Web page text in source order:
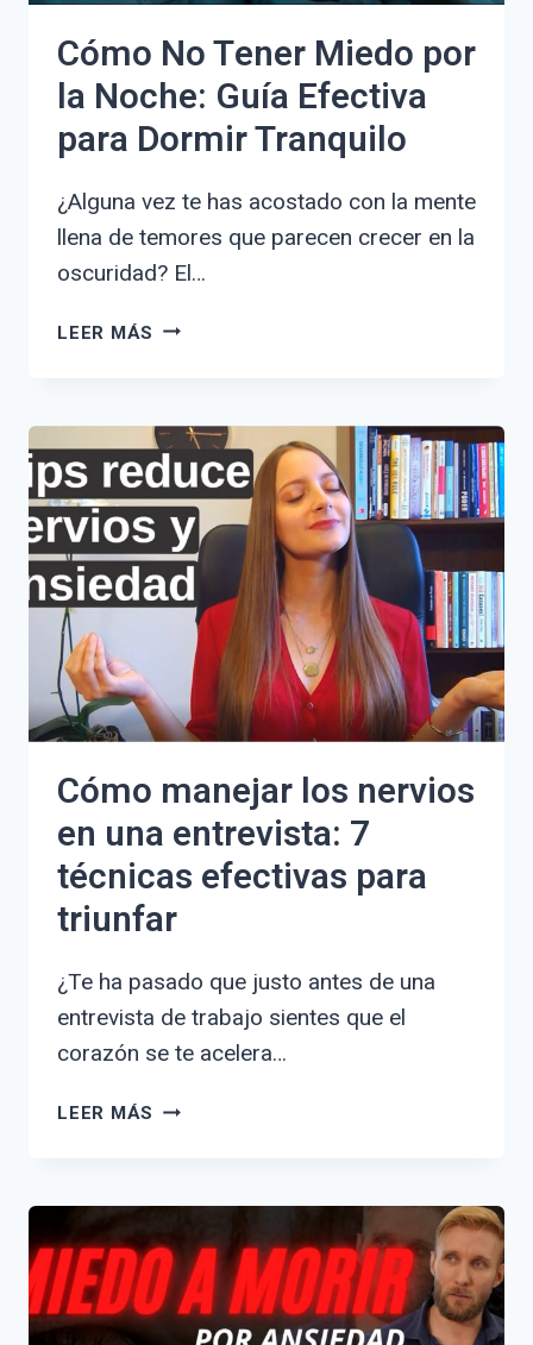
Cómo No Tener Miedo por
la Noche: Guía Efectiva
para Dormir Tranquilo
¿Alguna vez te has acostado con la mente
llena de temores que parecen crecer en la
oscuridad? El…
LEER MÁS CÓMO
POR
LA
NOCHE:
GUÍA
EFECTIVA
PARA
DORMIR
TRANQUILO
Cómo manejar los nervios
en una entrevista: 7
técnicas efectivas para
triunfar
¿Te ha pasado que justo antes de una
entrevista de trabajo sientes que el
corazón se te acelera…
LEER MÁS CÓMO
UNA
ENTREVISTA:
7
TÉCNICAS